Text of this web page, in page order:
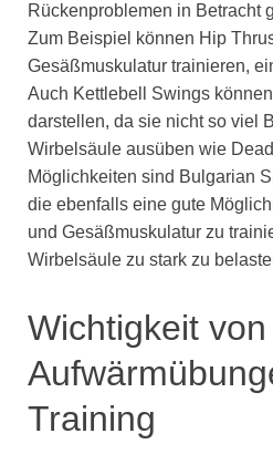
Rückenproblemen in Betracht
Zum Beispiel können Hip
Gesäßmuskulatur trainieren,
Auch Kettlebell Swings
darstellen, da sie nicht so viel
Wirbelsäule ausüben wie
Möglichkeiten sind Bulgarian
die ebenfalls eine gute
und Gesäßmuskulatur zu
Wirbelsäule zu stark zu
Wichtigkeit von
Training